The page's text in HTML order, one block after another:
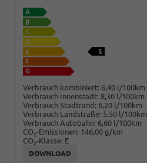
Verbrauch kombiniert: 6,40 l/100km
Verbrauch Innenstadt: 8,30 l/100km
Verbrauch Stadtrand: 6,20 l/100km
Verbrauch Landstraße: 5,50 l/100km
Verbrauch Autobahn: 6,60 l/100km
CO2-Emissionen: 146,00 g/km
CO2-Klasse: E
DOWNLOAD